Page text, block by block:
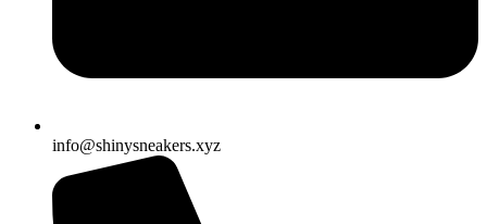
info@shinysneakers.xyz